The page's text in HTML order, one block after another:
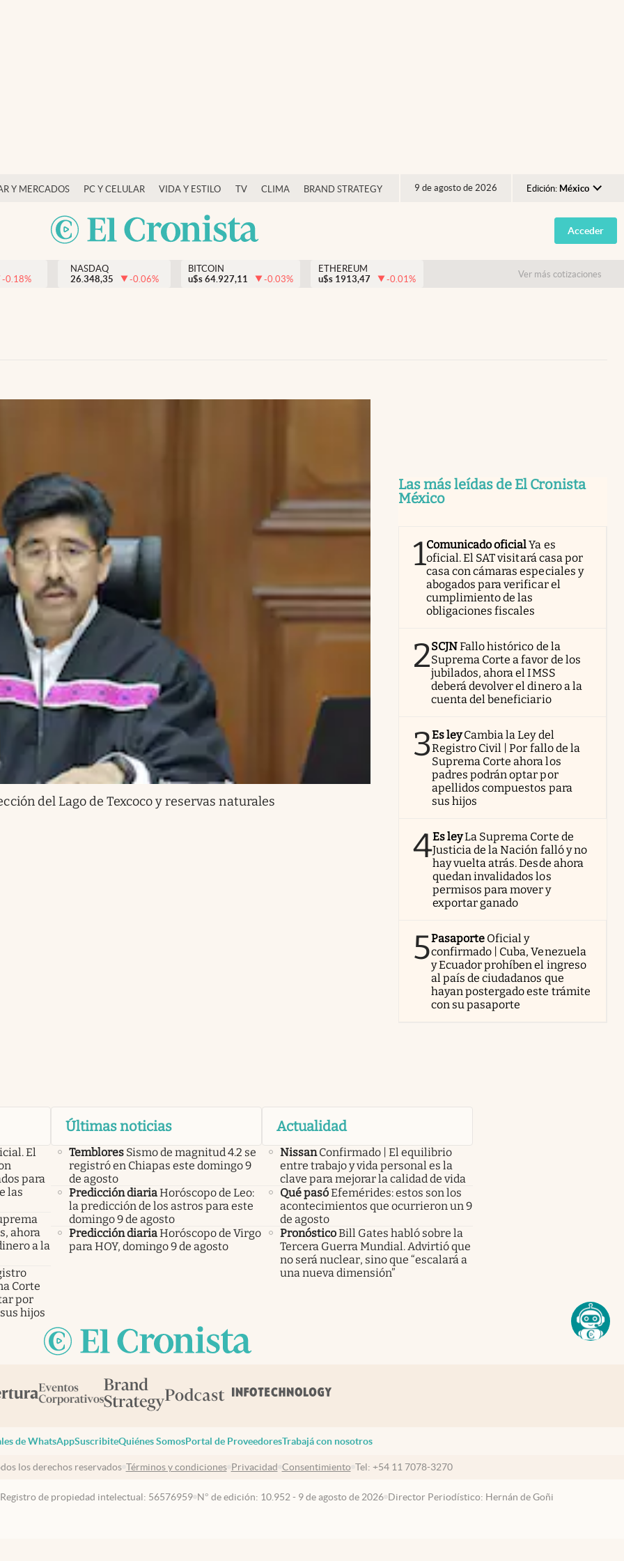
Y MERCADOS PC Y CELULAR VIDA Y ESTILO TV CLIMA BRAND STRATEGY 9 de agosto de 2026 Edición: México
Argentina
España
USA
Acceder
-0.18%
NASDAQ
26.348,35
-0.06%
BITCOIN
u$s 64.927,11 -0.03%
ETHEREUM
u$s 1913,47 -0.01% Ver más cotizaciones
del Lago de Texcoco y reservas naturales
Las más leídas de El Cronista
México
1Comunicado oficialYa es
oficial. El SAT visitará casa por
casa con cámaras especiales y
abogados para verificar el
cumplimiento de las
obligaciones fiscales
2SCJNFallo histórico de la
Suprema Corte a favor de los
jubilados, ahora el IMSS
deberá devolver el dinero a la
cuenta del beneficiario
3Es ley Cambia la Ley del
Registro Civil | Por fallo de la
Suprema Corte ahora los
padres podrán optar por
apellidos compuestos para
sus hijos
4Es leyLa Suprema Corte de
Justicia de la Nación falló y no
hay vuelta atrás. Desde ahora
quedan invalidados los
permisos para mover y
exportar ganado
5Pasaporte Oficial y
confirmado | Cuba, Venezuela
y Ecuador prohíben el ingreso
al país de ciudadanos que
hayan postergado este trámite
con su pasaporte
El
para
las
ahora
a la
Corte
por
hijos
Últimas noticias
Temblores Sismo de magnitud 4.2 se
registró en Chiapas este domingo 9
de agosto
Predicción diariaHoróscopo de Leo:
la predicción de los astros para este
domingo 9 de agosto
Predicción diariaHoróscopo de Virgo
para HOY, domingo 9 de agosto
Actualidad
Nissan Confirmado | El equilibrio
entre trabajo y vida personal es la
clave para mejorar la calidad de vida
Qué pasóEfemérides: estos son los
acontecimientos que ocurrieron un 9
de agosto
PronósticoBill Gates habló sobre la
Tercera Guerra Mundial. Advirtió que
no será nuclear, sino que “escalará a
una nueva dimensión”
de WhatsAppSuscribiteQuiénes SomosPortal de ProveedoresTrabajá con nosotros
los derechos reservados Términos y condiciones Privacidad Consentimiento Tel: +54 11 7078-3270
de propiedad intelectual: 56576959 N° de edición: 10.952 - 9 de agosto de 2026 Director Periodístico: Hernán de Goñi